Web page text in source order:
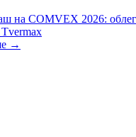
на COMVEX 2026:
→